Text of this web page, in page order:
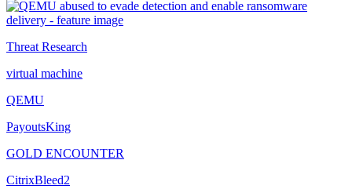
Threat Research
virtual machine
QEMU
PayoutsKing
GOLD ENCOUNTER
CitrixBleed2